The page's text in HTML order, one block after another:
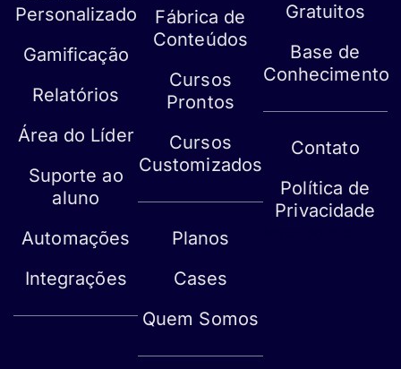
Personalizado
Gamificação
Relatórios
Área do Líder
Suporte ao
aluno
Automações
Integrações
Fábrica de
Conteúdos
Cursos
Prontos
Cursos
Customizados
Planos
Cases
Quem Somos
Gratuitos
Base de
Conhecimento
Contato
Política de
Privacidade